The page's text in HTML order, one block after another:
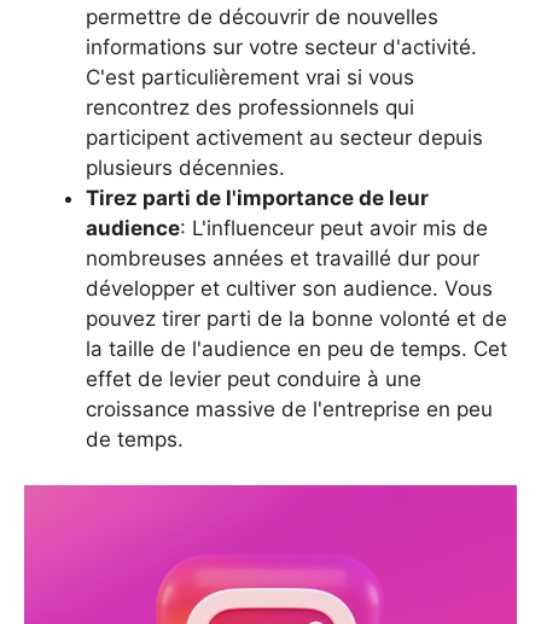
permettre de découvrir de nouvelles
informations sur votre secteur d'activité.
C'est particulièrement vrai si vous
rencontrez des professionnels qui
participent activement au secteur depuis
plusieurs décennies.
Tirez parti de l'importance de leur
audience: L'influenceur peut avoir mis de
nombreuses années et travaillé dur pour
développer et cultiver son audience. Vous
pouvez tirer parti de la bonne volonté et de
la taille de l'audience en peu de temps. Cet
effet de levier peut conduire à une
croissance massive de l'entreprise en peu
de temps.